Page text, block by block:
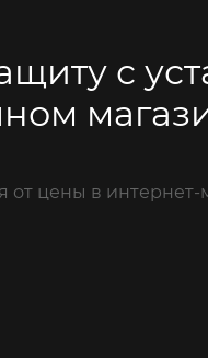
с
от цены в интернет-